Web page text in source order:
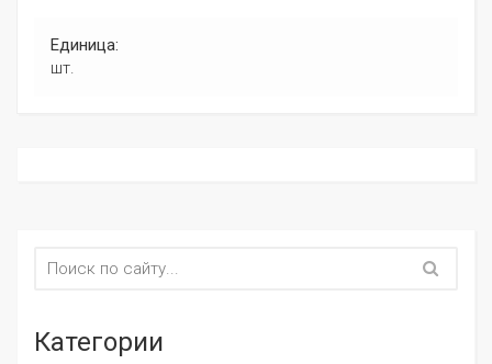
Единица:
шт.
Категории